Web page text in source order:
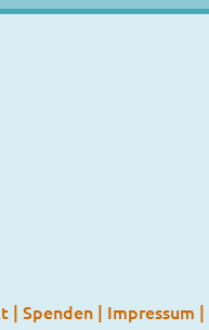
| Spenden | Impressum |